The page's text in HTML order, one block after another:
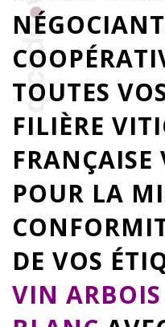
TOUTES
FILIÈRE
FRANÇAISE
POUR LA
DE VOS
VIN